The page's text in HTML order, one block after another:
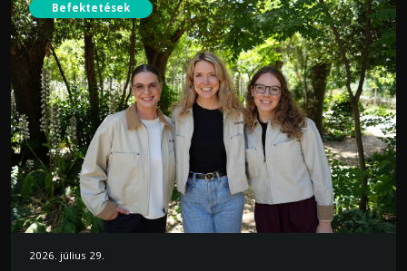
Befektetések
2026. július 29.